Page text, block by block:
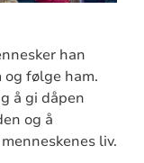
han
følge ham.
å gi dåpen
og å
liv.